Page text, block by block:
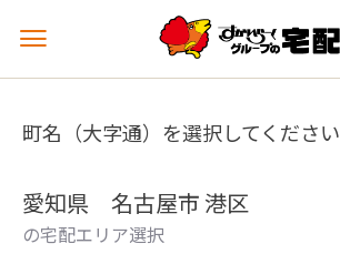
メ
ュ
を
町名（大字通）を選択してください
愛知県 名古屋市 港区
の宅配エリア選択